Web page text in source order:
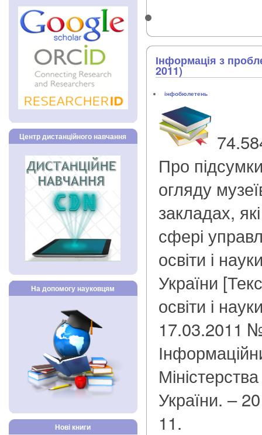
Центр дистанційного навчання
На допомогу науковцям
Нові книги
Інформація з
2011)
інфобюлетень
Про
огляду
закладах,
сфері
освіти і
України
освіти і
17.03.2011
України. –
11.